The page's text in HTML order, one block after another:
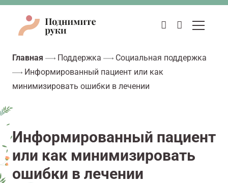
Главная Поддержка
Социальная поддержка
Информированный пациент или как
минимизировать ошибки в лечении
Информированный пациент
или как минимизировать
ошибки в лечении